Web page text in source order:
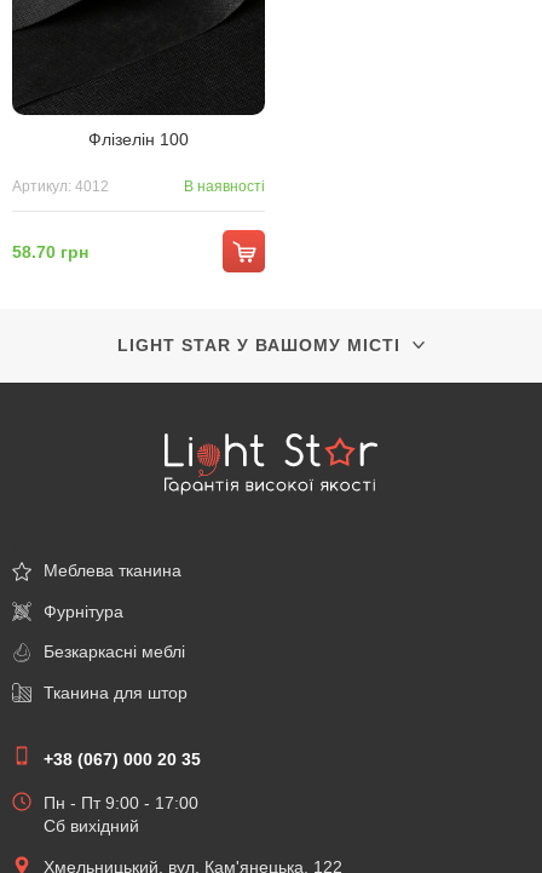
Флізелін 100
Артикул: 4012 В наявності
58.70 грн
LIGHT STAR У ВАШОМУ МІСТІ
Меблева тканина
Фурнітура
Безкаркасні меблі
Тканина для штор
+38 (067) 000 20 35
Пн - Пт 9:00 - 17:00
Сб вихідний
Хмельницький, вул. Кам'янецька, 122